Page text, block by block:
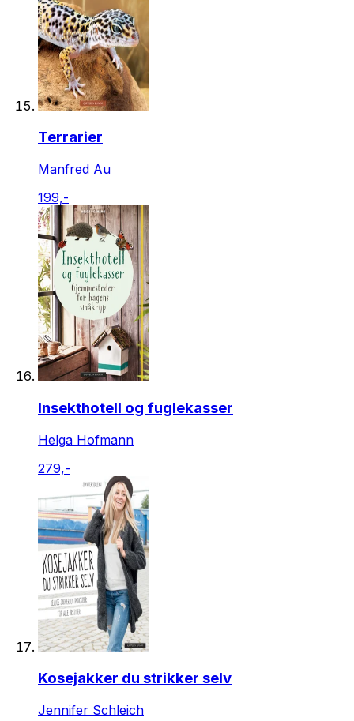
Terrarier
Manfred Au
199,-
Insekthotell og fuglekasser
Helga Hofmann
279,-
Kosejakker du strikker selv
Jennifer Schleich